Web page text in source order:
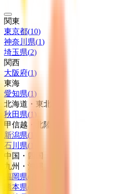
関東
東京都(10)
神奈川県(1)
埼玉県(2)
関西
大阪府(1)
東海
愛知県(1)
北海道・東北
秋田県(1 )
甲信越・北陸
新潟県(
石川県(
中国・四国
九州・沖縄
福岡県(
熊本県